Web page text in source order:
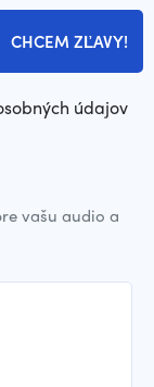
CHCEM ZĽAVY!
údajov
vašu audio a